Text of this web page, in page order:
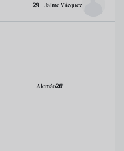
29 Jaime Vázquez
Alemâo26’